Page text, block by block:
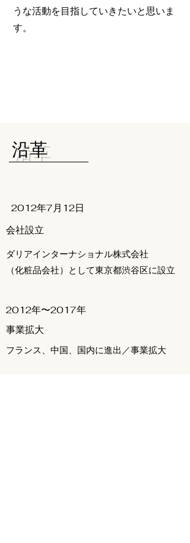
うな活動を目指していきたいと思いま
す。
​沿革
2012年7月12日
会社設立
ダリアインターナショナル株式会社
（化粧品会社）として東京都渋谷区に設立
2012年〜2017年
事業拡大
フランス、中国、国内に進出／事業拡大